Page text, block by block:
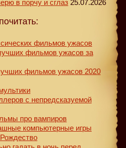
в порчу и сглаз 25.07.2026
фильмов ужасов
фильмов ужасов за
фильмов ужасов 2020
с непредсказуемой
про вампиров
компьютерные игры